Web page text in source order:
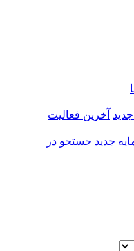
آخرین فعالیت
جدید جستجو در